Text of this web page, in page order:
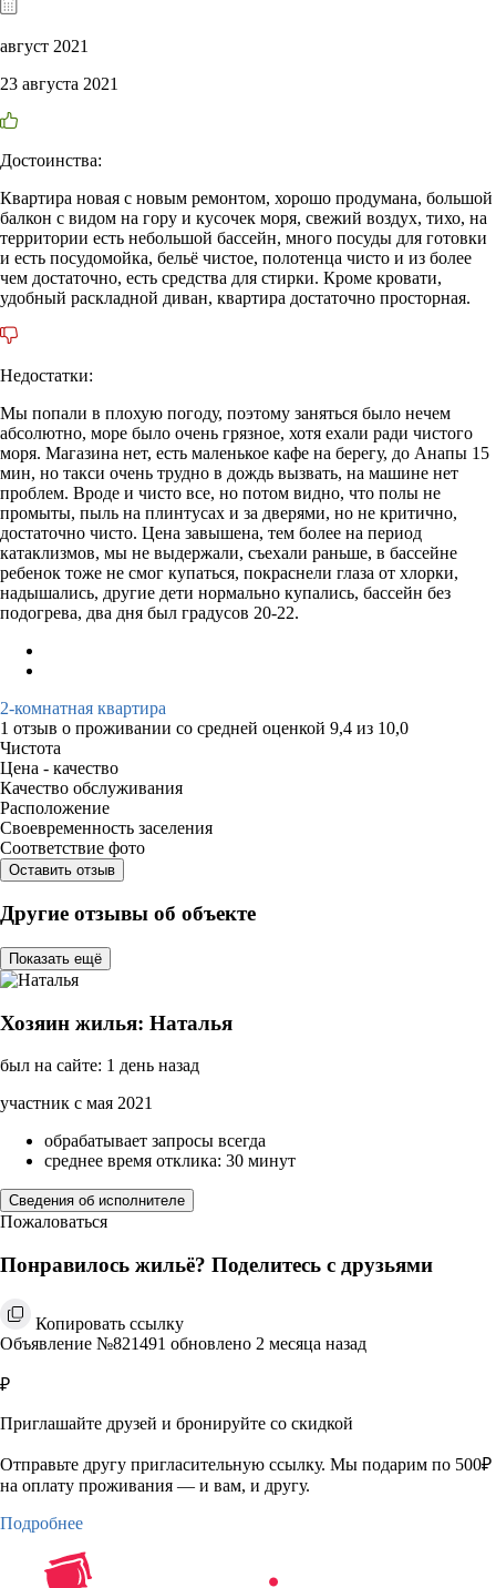
август 2021
23 августа 2021
Достоинства:
Квартира новая с новым ремонтом, хорошо продумана, большой
балкон с видом на гору и кусочек моря, свежий воздух, тихо, на
территории есть небольшой бассейн, много посуды для готовки
и есть посудомойка, бельё чистое, полотенца чисто и из более
чем достаточно, есть средства для стирки. Кроме кровати,
удобный раскладной диван, квартира достаточно просторная.
Недостатки:
Мы попали в плохую погоду, поэтому заняться было нечем
абсолютно, море было очень грязное, хотя ехали ради чистого
моря. Магазина нет, есть маленькое кафе на берегу, до Анапы 15
мин, но такси очень трудно в дождь вызвать, на машине нет
проблем. Вроде и чисто все, но потом видно, что полы не
промыты, пыль на плинтусах и за дверями, но не критично,
достаточно чисто. Цена завышена, тем более на период
катаклизмов, мы не выдержали, съехали раньше, в бассейне
ребенок тоже не смог купаться, покраснели глаза от хлорки,
надышались, другие дети нормально купались, бассейн без
подогрева, два дня был градусов 20-22.
2-комнатная квартира
1 отзыв о проживании со средней оценкой 9,4 из 10,0
Чистота
Цена - качество
Качество обслуживания
Расположение
Своевременность заселения
Соответствие фото
Оставить отзыв
Другие отзывы об объекте
Показать ещё
Хозяин жилья: Наталья
был на сайте: 1 день назад
участник с мая 2021
обрабатывает запросы всегда
среднее время отклика: 30 минут
Сведения об исполнителе
Пожаловаться
Понравилось жильё? Поделитесь с друзьями
Копировать ссылку
Объявление №821491 обновлено 2 месяца назад
₽
Приглашайте друзей и бронируйте со скидкой
Отправьте другу пригласительную ссылку. Мы подарим по 500₽
на оплату проживания — и вам, и другу.
Подробнее